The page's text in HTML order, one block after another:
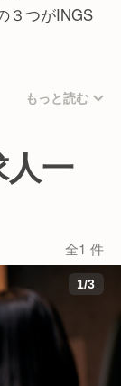
３つがINGS
ます！
のもINGS
キャリアアッ
なっていた
います！
もっと読む
一
全1 件
1/3